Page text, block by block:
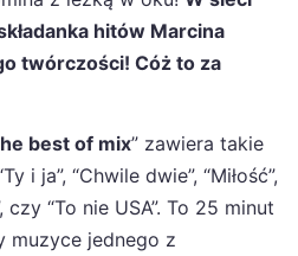
hitów Marcina
twórczości! Cóż to za
best of mix” zawiera takie
i ja”, “Chwile dwie”, “Miłość”,
czy “To nie USA”. To 25 minut
muzyce jednego z